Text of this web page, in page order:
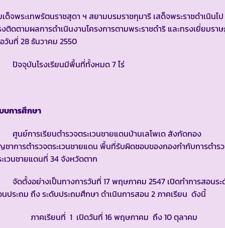
ด็จพระเทพรัตนราชสุดา ฯ สยามบรมราชกุมารี เสด็จพระราชดำเนินไป
ติดตามผลการดำเนินงานโครงการตามพระราชดำริ และทรงเยี่ยมรา
วันที่ 28 ธันวาคม 2550
จุบันโรงเรียนมีพื้นที่ทั้งหมด 7 ไร่
บการศึกษา
การเรียนตำรวจตระเวนชายแดนบ้านเลโพเด สังกัดกอง
าการตำรวจตระเวนชายแดน พื้นที่รับผิดชอบของกองกำกับการตำร
ะเวนชายแดนที่ 34 จังหวัดตาก
งอย่างเป็นทางการวันที่ 17 พฤษภาคม 2547 เปิดทำการสอนระ
ประถม ถึง ระดับประถมศึกษา ดำเนินการสอน 2 ภาคเรียน ดังนี้
คเรียนที่ 1 เปิดวันที่ 16 พฤษภาคม ถึง 10 ตุลาคม